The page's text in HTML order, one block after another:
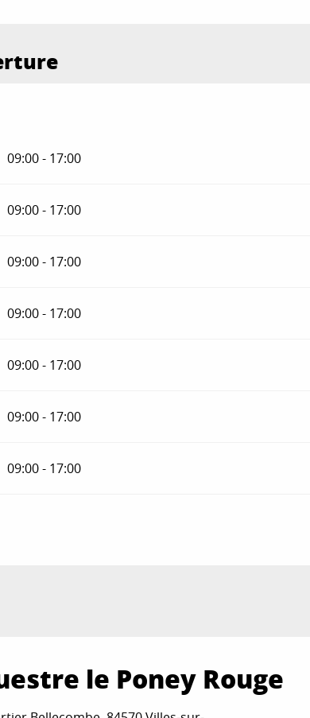
09:00 - 17:00
09:00 - 17:00
09:00 - 17:00
09:00 - 17:00
09:00 - 17:00
09:00 - 17:00
09:00 - 17:00
le Poney Rouge